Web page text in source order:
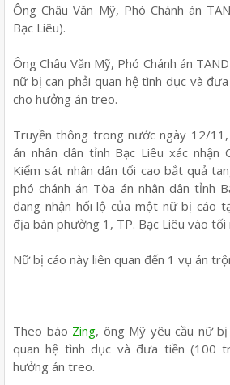
Ông Châu Văn Mỹ, Phó Chánh án
Bạc Liêu).
Ông Châu Văn Mỹ, Phó Chánh án
nữ bị can phải quan hệ tình dục và
cho hưởng án treo.
Truyền thông trong nước ngày 12/
án nhân dân tỉnh Bạc Liêu xác nhận
Kiểm sát nhân dân tối cao bắt quả
phó chánh án Tòa án nhân dân tỉnh
đang nhận hối lộ của một nữ bị cáo
địa bàn phường 1, TP. Bạc Liêu vào
Nữ bị cáo này liên quan đến 1 vụ án
Theo báo Zing, ông Mỹ yêu cầu nữ
quan hệ tình dục và đưa tiền (100
hưởng án treo.